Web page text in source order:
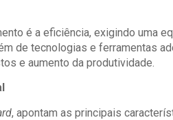
é a eficiência, exigindo uma
de tecnologias e ferramentas
e aumento da produtividade.
, apontam as principais